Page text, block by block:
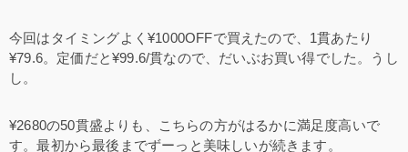
今回はタイミングよく¥1000OFFで買えたので、1貫あたり
¥79.6。定価だと¥99.6/貫なので、だいぶお買い得でした。うし
し。
¥2680の50貫盛よりも、こちらの方がはるかに満足度高いで
す。最初から最後までずーっと美味しいが続きます。